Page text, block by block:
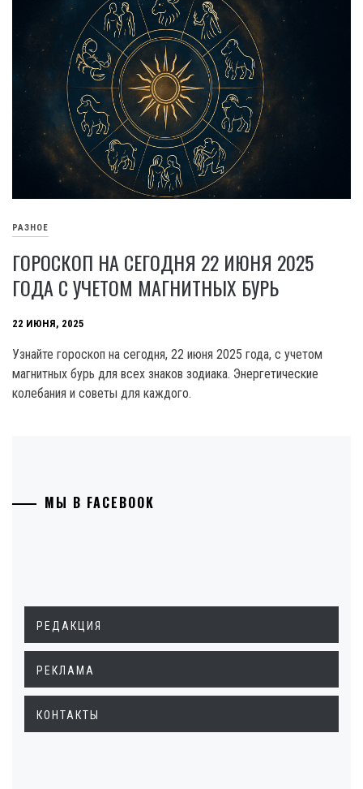
РАЗНОЕ
ГОРОСКОП НА СЕГОДНЯ 22 ИЮНЯ 2025
ГОДА С УЧЕТОМ МАГНИТНЫХ БУРЬ
22 ИЮНЯ, 2025
Узнайте гороскоп на сегодня, 22 июня 2025 года, с учетом
магнитных бурь для всех знаков зодиака. Энергетические
колебания и советы для каждого.
МЫ В FACEBOOK
РЕДАКЦИЯ
РЕКЛАМА
КОНТАКТЫ